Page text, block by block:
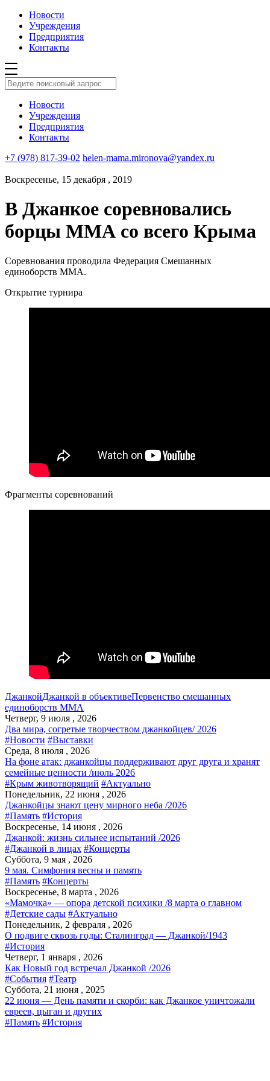
Новости
Учреждения
Предприятия
Контакты
Новости
Учреждения
Предприятия
Контакты
+7 (978) 817-39-02 helen-mama.mironova@yandex.ru
Воскресенье, 15 декабря , 2019
В Джанкое соревновались
борцы ММА со всего Крыма
Соревнования проводила Федерация Смешанных
единоборств ММА.
Открытие турнира
Фрагменты соревнований
ДжанкойДжанкой в объективеПервенство смешанных
единоборств ММА
Четверг, 9 июля , 2026
Два мира, согретые творчеством джанкойцев/ 2026
#Новости #Выставки
Среда, 8 июля , 2026
На фоне атак: джанкойцы поддерживают друг друга и хранят
семейные ценности /июль 2026
#Крым животворящий #Актуально
Понедельник, 22 июня , 2026
Джанкойцы знают цену мирного неба /2026
#Память #История
Воскресенье, 14 июня , 2026
Джанкой: жизнь сильнее испытаний /2026
#Джанкой в лицах #Концерты
Суббота, 9 мая , 2026
9 мая. Симфония весны и память
#Память #Концерты
Воскресенье, 8 марта , 2026
«Мамочка» — опора детской психики /8 марта о главном
#Детские сады #Актуально
Понедельник, 2 февраля , 2026
О подвиге сквозь годы: Сталинград — Джанкой/1943
#История
Четверг, 1 января , 2026
Как Новый год встречал Джанкой /2026
#События #Театр
Суббота, 21 июня , 2025
22 июня — День памяти и скорби: как Джанкое уничтожали
евреев, цыган и других
#Память #История